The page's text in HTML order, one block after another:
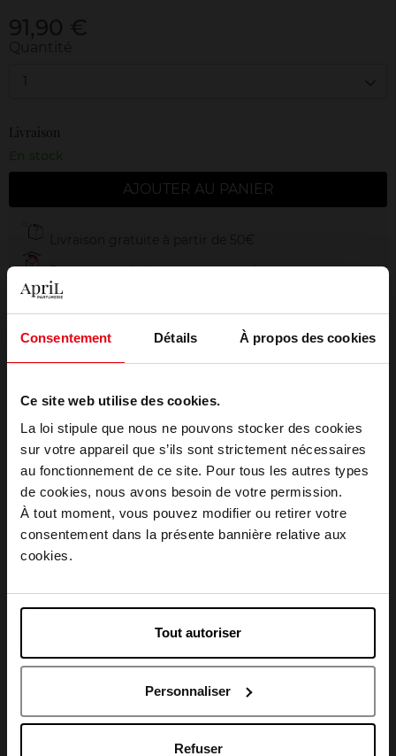
Consentement Détails À propos des cookies
Ce site web utilise des cookies.
La loi stipule que nous ne pouvons stocker des cookies
sur votre appareil que s’ils sont strictement nécessaires
au fonctionnement de ce site. Pour tous les autres types
de cookies, nous avons besoin de votre permission.
À tout moment, vous pouvez modifier ou retirer votre
consentement dans la présente bannière relative aux
cookies.
Tout autoriser
Personnaliser
Refuser
1
Livraison
En stock
AJOUTER AU PANIER
Retour gratuit dans votre magasin
Emballage cadeau offert
Description
Conseil d'utilisation
Caractéristiques
Oublié quelque chose ?
Choisissez votre pays
April Belgique
April Luxembourg